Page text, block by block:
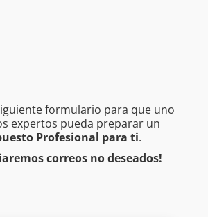
formulario para que uno
expertos pueda preparar un
Profesional para ti.
correos no deseados!